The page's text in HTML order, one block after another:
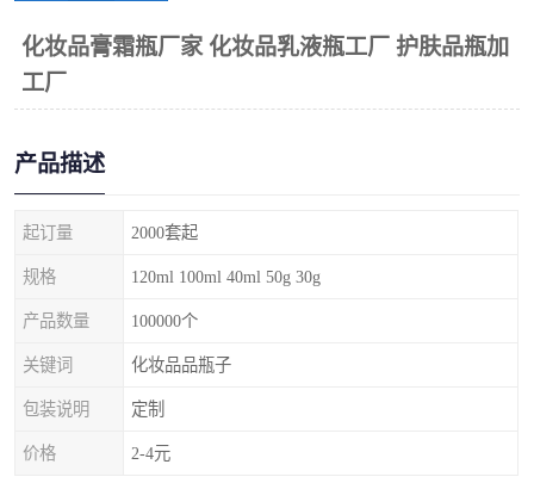
化妆品膏霜瓶厂家 化妆品乳液瓶工厂 护肤品瓶加
工厂
产品描述
起订量 2000套起
规格 120ml 100ml 40ml 50g 30g
产品数量 100000个
关键词 化妆品品瓶子
包装说明 定制
价格 2-4元